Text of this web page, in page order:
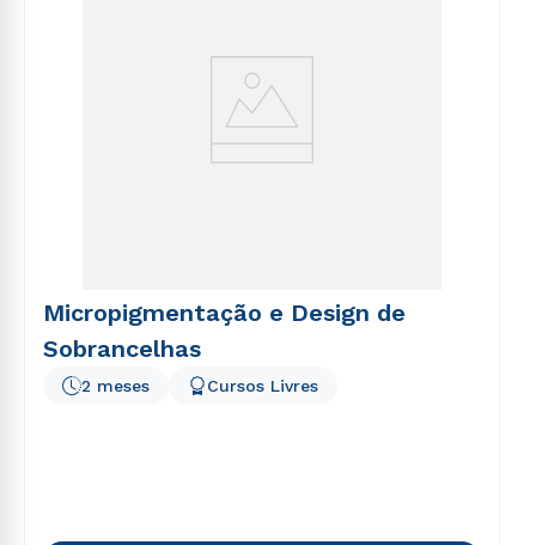
Micropigmentação e Design de
Sobrancelhas
2 meses Cursos Livres